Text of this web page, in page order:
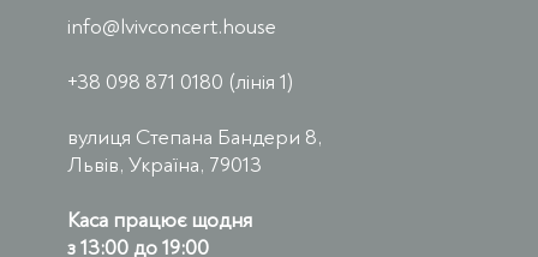
info@lvivconcert.house
+38 098 871 0180 (лінія 1)
вулиця Степана Бандери 8,
Львів, Україна, 79013
Каса працює щодня
з 13:00 до 19:00